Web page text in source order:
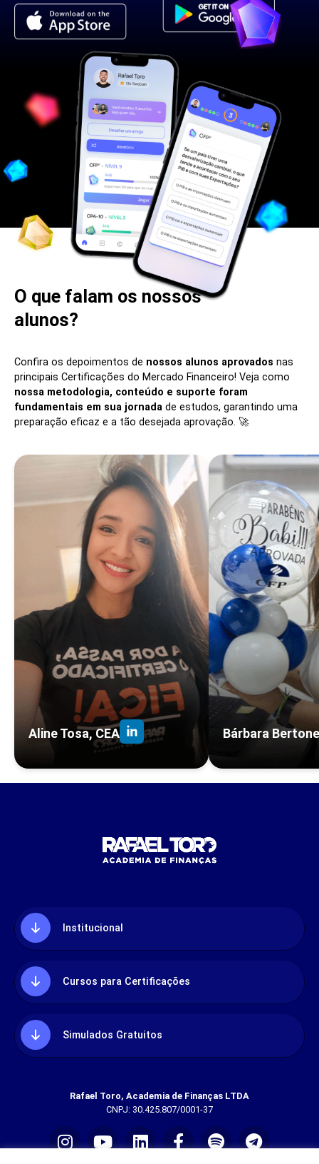
O que falam os nossos
alunos?
Confira os depoimentos de nossos alunos aprovados nas
principais Certificações do Mercado Financeiro! Veja como
nossa metodologia, conteúdo e suporte foram
fundamentais em sua jornada de estudos, garantindo uma
preparação eficaz e a tão desejada aprovação. 🚀
Aline Tosa, CEA Bárbara
Institucional
Cursos para Certificações
Simulados Gratuitos
Rafael Toro, Academia de Finanças LTDA
CNPJ: 30.425.807/0001-37